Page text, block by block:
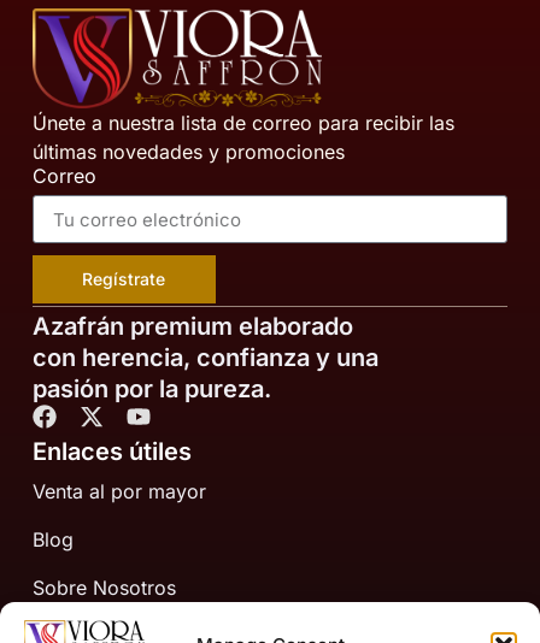
Únete a nuestra lista de correo para recibir las
últimas novedades y promociones
Correo
Regístrate
Azafrán premium elaborado
con herencia, confianza y una
pasión por la pureza.
Enlaces útiles
Venta al por mayor
Blog
Sobre Nosotros
Contáctanos